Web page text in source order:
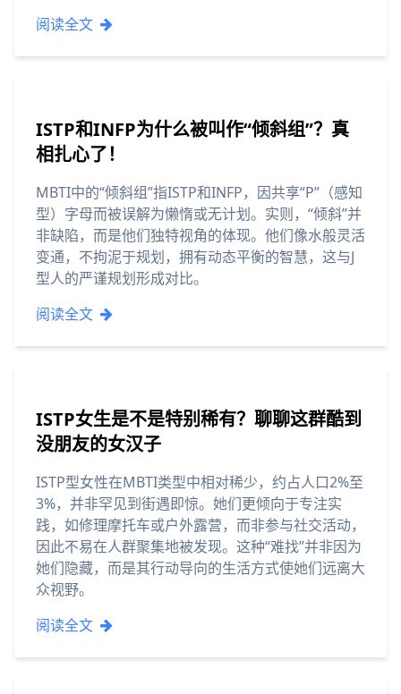
阅读全文
ISTP和INFP为什么被叫作“倾斜组”？真
相扎心了！
MBTI中的“倾斜组”指ISTP和INFP，因共享“P”（感知
型）字母而被误解为懒惰或无计划。实则，“倾斜”并
非缺陷，而是他们独特视角的体现。他们像水般灵活
变通，不拘泥于规划，拥有动态平衡的智慧，这与J
型人的严谨规划形成对比。
阅读全文
ISTP女生是不是特别稀有？聊聊这群酷到
没朋友的女汉子
ISTP型女性在MBTI类型中相对稀少，约占人口2%至
3%，并非罕见到街遇即惊。她们更倾向于专注实
践，如修理摩托车或户外露营，而非参与社交活动，
因此不易在人群聚集地被发现。这种“难找”并非因为
她们隐藏，而是其行动导向的生活方式使她们远离大
众视野。
阅读全文